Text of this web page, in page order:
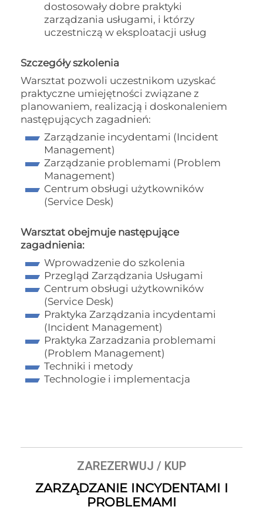
dostosowały dobre praktyki
zarządzania usługami, i którzy
uczestniczą w eksploatacji usług
Szczegóły szkolenia
Warsztat pozwoli uczestnikom uzyskać
praktyczne umiejętności związane z
planowaniem, realizacją i doskonaleniem
następujących zagadnień:
Zarządzanie incydentami (Incident
Management)
Zarządzanie problemami (Problem
Management)
Centrum obsługi użytkowników
(Service Desk)
Warsztat obejmuje następujące
zagadnienia:
Wprowadzenie do szkolenia
Przegląd Zarządzania Usługami
Centrum obsługi użytkowników
(Service Desk)
Praktyka Zarządzania incydentami
(Incident Management)
Praktyka Zarzadzania problemami
(Problem Management)
Techniki i metody
Technologie i implementacja
ZAREZERWUJ / KUP
ZARZĄDZANIE INCYDENTAMI I
PROBLEMAMI